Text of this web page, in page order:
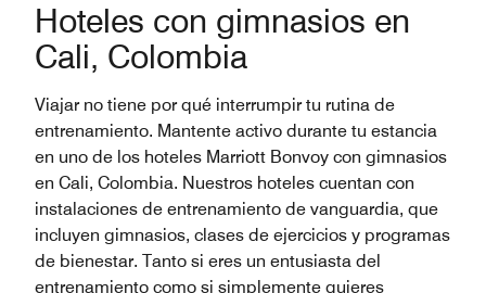
Hoteles con gimnasios en
Cali, Colombia
Viajar no tiene por qué interrumpir tu rutina de
entrenamiento. Mantente activo durante tu estancia
en uno de los hoteles Marriott Bonvoy con gimnasios
en Cali, Colombia. Nuestros hoteles cuentan con
instalaciones de entrenamiento de vanguardia, que
incluyen gimnasios, clases de ejercicios y programas
de bienestar. Tanto si eres un entusiasta del
entrenamiento como si simplemente quieres